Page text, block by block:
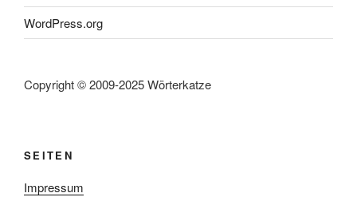
WordPress.org
Copyright © 2009-2025 Wörterkatze
SEITEN
Impressum